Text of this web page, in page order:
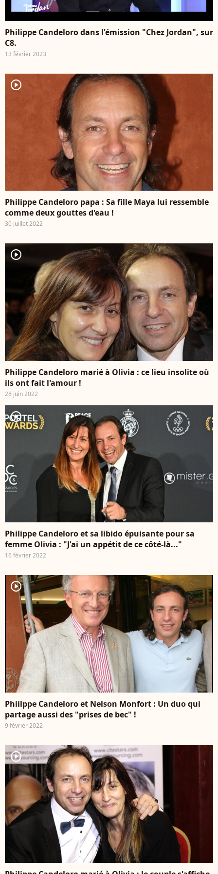
Philippe Candeloro dans l'émission "Chez Jordan", sur
C8.
13 février 2023
player2
Philippe Candeloro papa : Sa fille Maya lui ressemble
comme deux gouttes d'eau !
30 juillet 2022
player2
Philippe Candeloro marié à Olivia : ce lieu insolite où
ils ont fait l'amour !
28 juin 2022
player2
Philippe Candeloro et sa libido épuisante pour sa
femme Olivia : "J'ai un appétit de ce côté-là..."
16 février 2022
player2
Phiilppe Candeloro et Nelson Monfort : Un duo qui
partage aussi des "prises de bec" !
9 février 2022
player2